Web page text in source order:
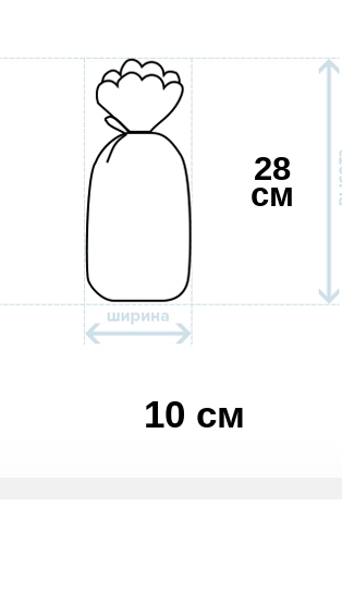
10 см
28
см